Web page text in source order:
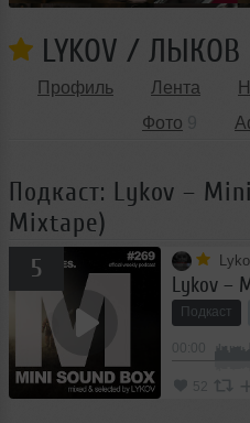
LYKOV / ЛЫКОВ
Профиль Лента
Фото
Подкаст: Lykov –
Mixtape)
5
Подкаст
52